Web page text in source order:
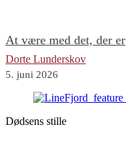
At være med det, der er
Dorte Lunderskov
5. juni 2026
Dødsens stille